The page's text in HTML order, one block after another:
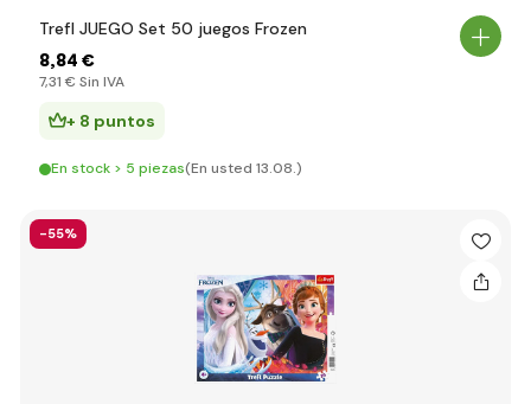
Trefl JUEGO Set 50 juegos Frozen
8,84 €
7,31 € Sin IVA
+ 8 puntos
En stock > 5 piezas(En usted 13.08.)
-55%